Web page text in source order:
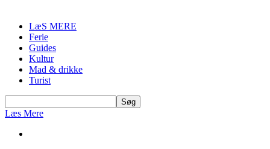
LæS MERE
Ferie
Guides
Kultur
Mad & drikke
Turist
Læs Mere